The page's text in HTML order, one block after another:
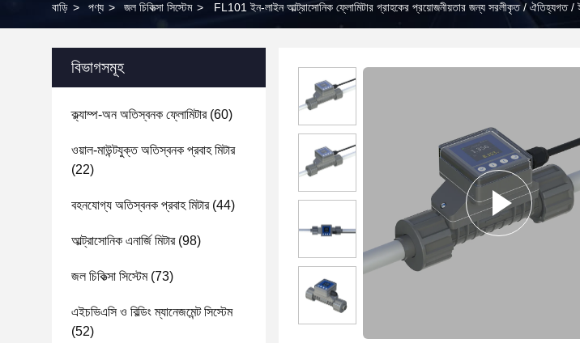
বাড়ি > পণ্য > জল চিকিত্সা সিস্টেম > FL101 ইন-লাইন আল্ট্রাসোনিক ফ্লোমিটার গ্রাহকের প্রয়োজনীয়তার জন্য সরলীকৃত / ঐতিহ্যগত /
বিভাগসমূহ
ক্ল্যাম্প-অন অতিস্বনক ফ্লোমিটার(60)
ওয়াল-মাউন্টযুক্ত অতিস্বনক প্রবাহ মিটার
(22)
বহনযোগ্য অতিস্বনক প্রবাহ মিটার(44)
আল্ট্রাসোনিক এনার্জি মিটার(98)
জল চিকিত্সা সিস্টেম(73)
এইচভিএসি ও বিল্ডিং ম্যানেজমেন্ট সিস্টেম
(52)